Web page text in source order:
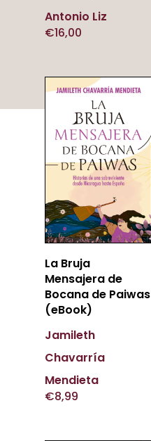
Antonio Liz
€16,00
Añadir
Al Carrito
La Bruja
Mensajera de
Bocana de Paiwas
(eBook)
Jamileth
Chavarría
Mendieta
€8,99